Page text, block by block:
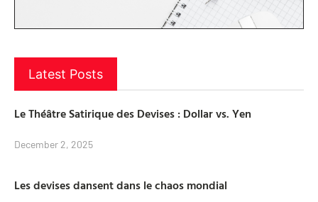
Latest Posts
Le Théâtre Satirique des Devises : Dollar vs. Yen
December 2, 2025
Les devises dansent dans le chaos mondial